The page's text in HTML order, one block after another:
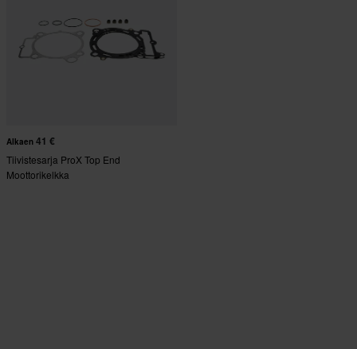
Alkaen 41 €
Tiivistesarja ProX Top End
Moottorikelkka